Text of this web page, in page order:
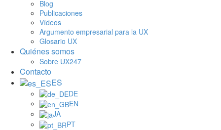
Blog
Publicaciones
Vídeos
Argumento empresarial para la UX
Glosario UX
Quiénes somos
Sobre UX247
Contacto
ES
DE
EN
JA
PT